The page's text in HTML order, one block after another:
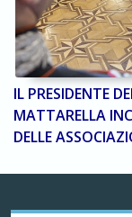
IL PRESIDENTE
MATTARELLA
DELLE